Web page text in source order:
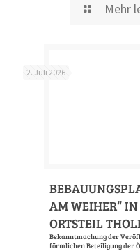
Mehr
2. Juli 2026
AM WEIHER“
ORTSTEIL
Bekanntmachung der
förmlichen Beteiligung der